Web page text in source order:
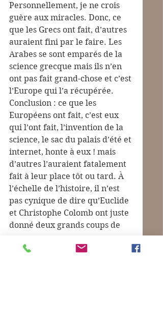
Personnellement, je ne crois
guère aux miracles. Donc, ce
que les Grecs ont fait, d’autres
auraient fini par le faire. Les
Arabes se sont emparés de la
science grecque mais ils n’en
ont pas fait grand-chose et c’est
l’Europe qui l’a récupérée.
Conclusion : ce que les
Européens ont fait, c’est eux
qui l’ont fait, l’invention de la
science, le sac du palais d’été et
internet, honte à eux ! mais
d’autres l’auraient fatalement
fait à leur place tôt ou tard. À
l’échelle de l’histoire, il n’est
pas cynique de dire qu’Euclide
et Christophe Colomb ont juste
donné deux grands coups de
Les vrais fautifs, dans cette